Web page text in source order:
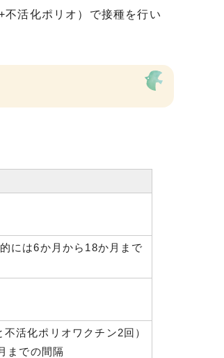
不活化ポリオ）で接種を行い
には6か月から18か月まで
活化ポリオワクチン2回）
までの間隔